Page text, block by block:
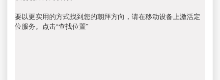
要以更实用的方式找到您的朝拜方向，请在移动设备上激活定
位服务。点击“查找位置”